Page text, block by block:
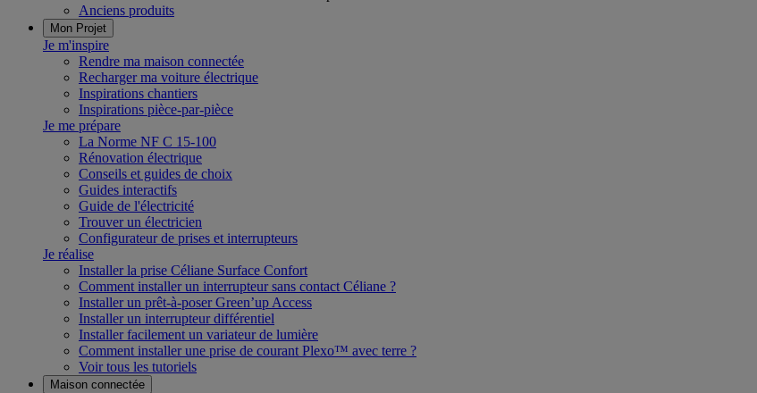
Anciens produits
Mon Projet
Je m'inspire
Rendre ma maison connectée
Recharger ma voiture électrique
Inspirations chantiers
Inspirations pièce-par-pièce
Je me prépare
La Norme NF C 15-100
Rénovation électrique
Conseils et guides de choix
Guides interactifs
Guide de l'électricité
Trouver un électricien
Configurateur de prises et interrupteurs
Je réalise
Installer la prise Céliane Surface Confort
Comment installer un interrupteur sans contact Céliane ?
Installer un prêt-à-poser Green’up Access
Installer un interrupteur différentiel
Installer facilement un variateur de lumière
Comment installer une prise de courant Plexo™ avec terre ?
Voir tous les tutoriels
Maison connectée